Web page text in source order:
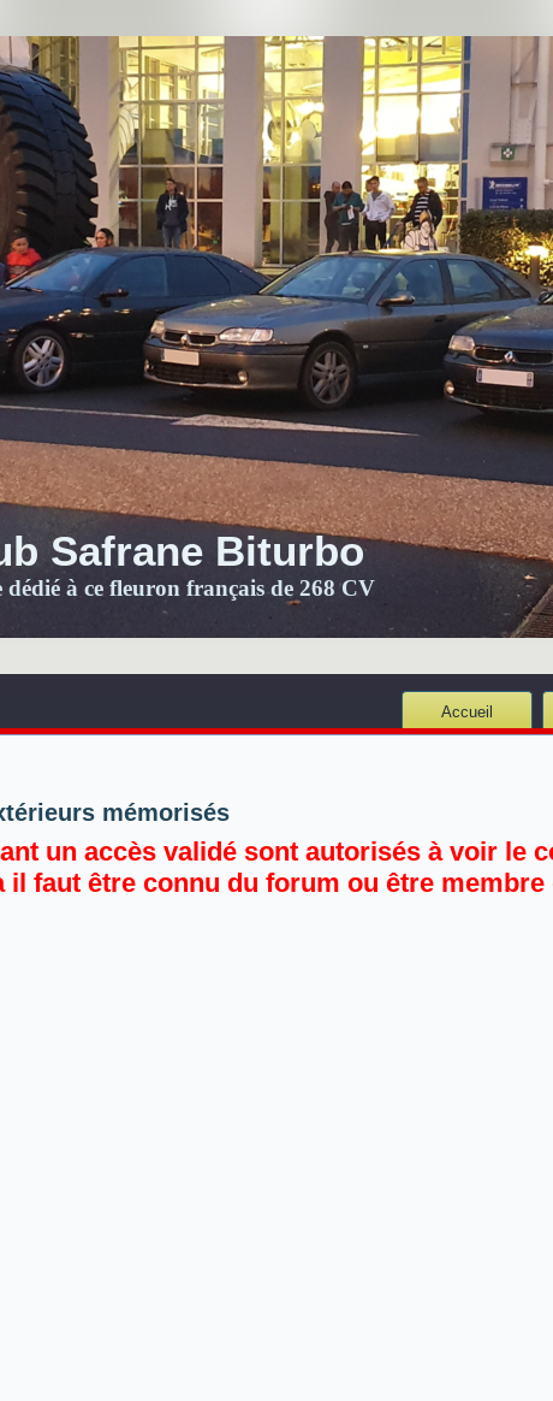
Safrane Biturbo
dédié à ce fleuron français de 268 CV
Accueil
mémorisés
un accès validé sont autorisés à voir le
il faut être connu du forum ou être membre